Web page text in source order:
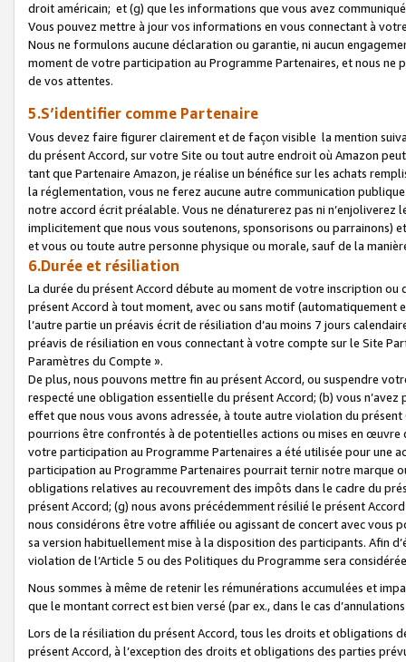
droit américain; et (g) que les informations que vous avez
Vous pouvez mettre à jour vos informations en vous connectant à
Nous ne formulons aucune déclaration ou garantie, ni aucun
moment de votre participation au Programme Partenaires, et nous
de vos attentes.
5.S’identifier comme Partenaire
Vous devez faire figurer clairement et de façon visible la mention
du présent Accord, sur votre Site ou tout autre endroit où Amazon
tant que Partenaire Amazon, je réalise un bénéfice sur les achats
la réglementation, vous ne ferez aucune autre communication
notre accord écrit préalable. Vous ne dénaturerez pas ni
implicitement que nous vous soutenons, sponsorisons ou parrainons)
et vous ou toute autre personne physique ou morale, sauf de la
6.Durée et résiliation
La durée du présent Accord débute au moment de votre inscription
présent Accord à tout moment, avec ou sans motif (automatiquement
l’autre partie un préavis écrit de résiliation d’au moins 7 jours
préavis de résiliation en vous connectant à votre compte sur le Site
Paramètres du Compte ».
De plus, nous pouvons mettre fin au présent Accord, ou suspendre
respecté une obligation essentielle du présent Accord; (b) vous
effet que nous vous avons adressée, à toute autre violation du
pourrions être confrontés à de potentielles actions ou mises en
votre participation au Programme Partenaires a été utilisée pour une
participation au Programme Partenaires pourrait ternir notre marque
obligations relatives au recouvrement des impôts dans le cadre du
présent Accord; (g) nous avons précédemment résilié le présent
nous considérons être votre affiliée ou agissant de concert avec vous
sa version habituellement mise à la disposition des participants. Afin
violation de l’Article 5 ou des Politiques du Programme sera
Nous sommes à même de retenir les rémunérations accumulées et
que le montant correct est bien versé (par ex., dans le cas
Lors de la résiliation du présent Accord, tous les droits et obligations
présent Accord, à l’exception des droits et obligations des parties